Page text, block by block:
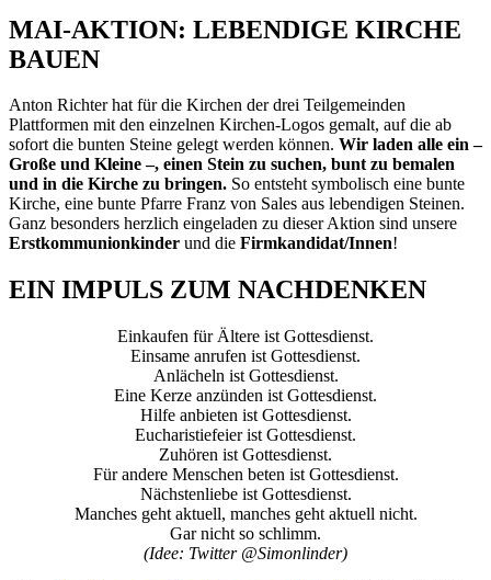
MAI-AKTION: LEBENDIGE KIRCHE
BAUEN
Anton Richter hat für die Kirchen der drei Teilgemeinden
Plattformen mit den einzelnen Kirchen-Logos gemalt, auf die ab
sofort die bunten Steine gelegt werden können. Wir laden alle ein –
Große und Kleine –, einen Stein zu suchen, bunt zu bemalen
und in die Kirche zu bringen. So entsteht symbolisch eine bunte
Kirche, eine bunte Pfarre Franz von Sales aus lebendigen Steinen.
Ganz besonders herzlich eingeladen zu dieser Aktion sind unsere
Erstkommunionkinder und die Firmkandidat/Innen!
EIN IMPULS ZUM NACHDENKEN
Einkaufen für Ältere ist Gottesdienst.
Einsame anrufen ist Gottesdienst.
Anlächeln ist Gottesdienst.
Eine Kerze anzünden ist Gottesdienst.
Hilfe anbieten ist Gottesdienst.
Eucharistiefeier ist Gottesdienst.
Zuhören ist Gottesdienst.
Für andere Menschen beten ist Gottesdienst.
Nächstenliebe ist Gottesdienst.
Manches geht aktuell, manches geht aktuell nicht.
Gar nicht so schlimm.
(Idee: Twitter @Simonlinder)